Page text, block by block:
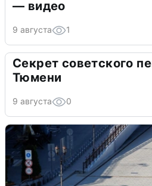
— видео
9 августа 1
Секрет советского
Тюмени
9 августа 0